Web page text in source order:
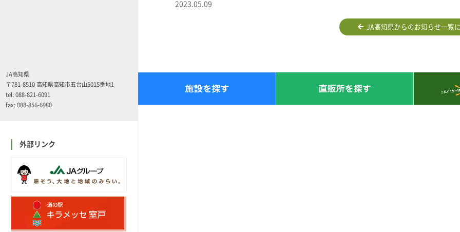
2023.05.09
JA高知県からのお知らせ一覧
JA高知県
〒781-8510 高知県高知市五台山5015番地1
tel: 088-821-6091
fax: 088-856-6980
外部リンク